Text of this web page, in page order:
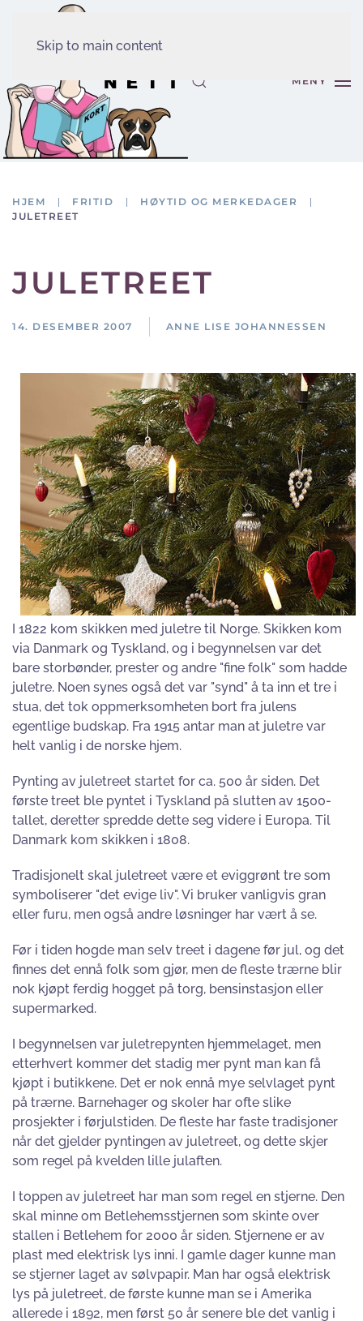
Skip to main content
MENY
HJEM FRITID
HØYTID OG MERKEDAGER
JULETREET
JULETREET
14. DESEMBER 2007 ANNE LISE JOHANNESSEN
I 1822 kom skikken med juletre til Norge. Skikken kom
via Danmark og Tyskland, og i begynnelsen var det
bare storbønder, prester og andre "fine folk" som hadde
juletre. Noen synes også det var "synd" å ta inn et tre i
stua, det tok oppmerksomheten bort fra julens
egentlige budskap. Fra 1915 antar man at juletre var
helt vanlig i de norske hjem.
Pynting av juletreet startet for ca. 500 år siden. Det
første treet ble pyntet i Tyskland på slutten av 1500-
tallet, deretter spredde dette seg videre i Europa. Til
Danmark kom skikken i 1808.
Tradisjonelt skal juletreet være et eviggrønt tre som
symboliserer "det evige liv". Vi bruker vanligvis gran
eller furu, men også andre løsninger har vært å se.
Før i tiden hogde man selv treet i dagene før jul, og det
finnes det ennå folk som gjør, men de fleste trærne blir
nok kjøpt ferdig hogget på torg, bensinstasjon eller
supermarked.
I begynnelsen var juletrepynten hjemmelaget, men
etterhvert kommer det stadig mer pynt man kan få
kjøpt i butikkene. Det er nok ennå mye selvlaget pynt
på trærne. Barnehager og skoler har ofte slike
prosjekter i førjulstiden. De fleste har faste tradisjoner
når det gjelder pyntingen av juletreet, og dette skjer
som regel på kvelden lille julaften.
I toppen av juletreet har man som regel en stjerne. Den
skal minne om Betlehemsstjernen som skinte over
stallen i Betlehem for 2000 år siden. Stjernene er av
plast med elektrisk lys inni. I gamle dager kunne man
se stjerner laget av sølvpapir. Man har også elektrisk
lys på juletreet, de første kunne man se i Amerika
allerede i 1892, men først 50 år senere ble det vanlig i